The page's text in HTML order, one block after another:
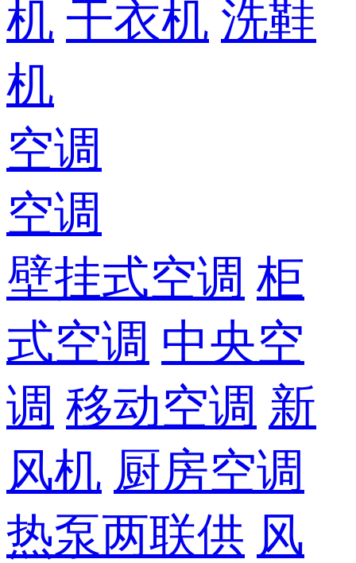
机 干衣机 洗鞋
机
空调
空调
壁挂式空调 柜
式空调 中央空
调 移动空调 新
风机 厨房空调
热泵两联供 风